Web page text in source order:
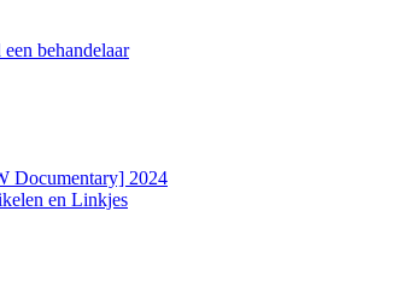
behandelaar
Documentary] 2024
en Linkjes